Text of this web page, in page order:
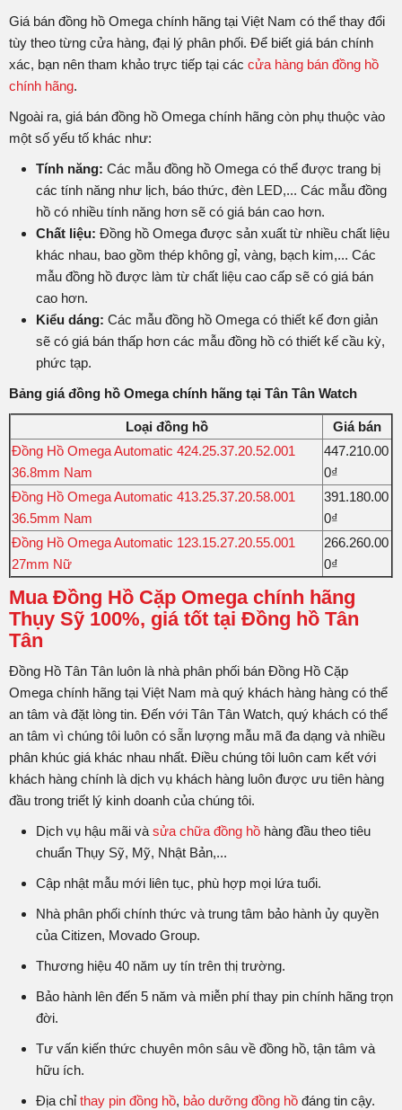
Giá bán đồng hồ Omega chính hãng tại Việt Nam có thể thay đổi
tùy theo từng cửa hàng, đại lý phân phối. Để biết giá bán chính
xác, bạn nên tham khảo trực tiếp tại các cửa hàng bán đồng hồ
chính hãng.
Ngoài ra, giá bán đồng hồ Omega chính hãng còn phụ thuộc vào
một số yếu tố khác như:
Tính năng: Các mẫu đồng hồ Omega có thể được trang bị
các tính năng như lịch, báo thức, đèn LED,... Các mẫu đồng
hồ có nhiều tính năng hơn sẽ có giá bán cao hơn.
Chất liệu: Đồng hồ Omega được sản xuất từ nhiều chất liệu
khác nhau, bao gồm thép không gỉ, vàng, bạch kim,... Các
mẫu đồng hồ được làm từ chất liệu cao cấp sẽ có giá bán
cao hơn.
Kiểu dáng: Các mẫu đồng hồ Omega có thiết kế đơn giản
sẽ có giá bán thấp hơn các mẫu đồng hồ có thiết kế cầu kỳ,
phức tạp.
Bảng giá đồng hồ Omega chính hãng tại Tân Tân Watch
Loại đồng hồ
Giá bán
Đồng Hồ Omega Automatic 424.25.37.20.52.001
36.8mm Nam
447.210.00
0₫
Đồng Hồ Omega Automatic 413.25.37.20.58.001
36.5mm Nam
391.180.00
0₫
Đồng Hồ Omega Automatic 123.15.27.20.55.001
27mm Nữ
266.260.00
0₫
Mua Đồng Hồ Cặp Omega chính hãng
Thụy Sỹ 100%, giá tốt tại Đồng hồ Tân
Tân
Đồng Hồ Tân Tân luôn là nhà phân phối bán Đồng Hồ Cặp
Omega chính hãng tại Việt Nam mà quý khách hàng hàng có thể
an tâm và đặt lòng tin. Đến với Tân Tân Watch, quý khách có thể
an tâm vì chúng tôi luôn có sẵn lượng mẫu mã đa dạng và nhiều
phân khúc giá khác nhau nhất. Điều chúng tôi luôn cam kết với
khách hàng chính là dịch vụ khách hàng luôn được ưu tiên hàng
đầu trong triết lý kinh doanh của chúng tôi.
Dịch vụ hậu mãi và sửa chữa đồng hồ hàng đầu theo tiêu
chuẩn Thụy Sỹ, Mỹ, Nhật Bản,...
Cập nhật mẫu mới liên tục, phù hợp mọi lứa tuổi.
Nhà phân phối chính thức và trung tâm bảo hành ủy quyền
của Citizen, Movado Group.
Thương hiệu 40 năm uy tín trên thị trường.
Bảo hành lên đến 5 năm và miễn phí thay pin chính hãng trọn
đời.
Tư vấn kiến thức chuyên môn sâu về đồng hồ, tận tâm và
hữu ích.
Địa chỉthay pin đồng hồ, bảo dưỡng đồng hồ đáng tin cậy.